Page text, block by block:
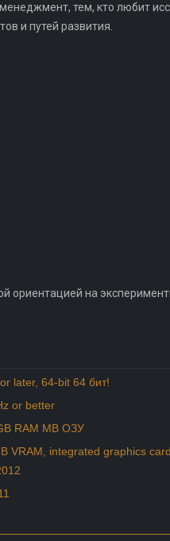
тем, кто любит
и путей развития.
ориентацией на
later, 64-bit 64 бит!
or better
RAM MB ОЗУ
VRAM, integrated graphics